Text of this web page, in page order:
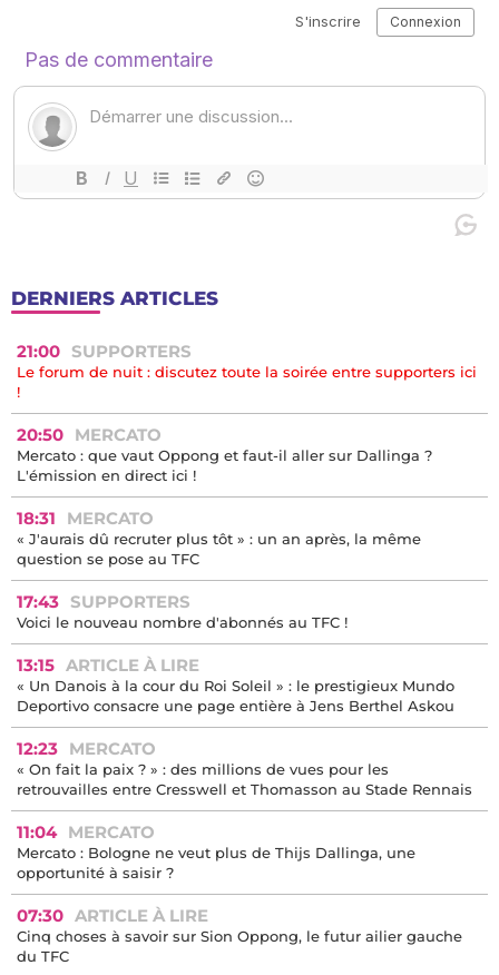
DERNIERS ARTICLES
21:00 SUPPORTERS
Le forum de nuit : discutez toute la soirée entre supporters ici
!
20:50 MERCATO
Mercato : que vaut Oppong et faut-il aller sur Dallinga ?
L'émission en direct ici !
18:31 MERCATO
« J'aurais dû recruter plus tôt » : un an après, la même
question se pose au TFC
17:43 SUPPORTERS
Voici le nouveau nombre d'abonnés au TFC !
13:15 ARTICLE À LIRE
« Un Danois à la cour du Roi Soleil » : le prestigieux Mundo
Deportivo consacre une page entière à Jens Berthel Askou
12:23 MERCATO
« On fait la paix ? » : des millions de vues pour les
retrouvailles entre Cresswell et Thomasson au Stade Rennais
11:04 MERCATO
Mercato : Bologne ne veut plus de Thijs Dallinga, une
opportunité à saisir ?
07:30 ARTICLE À LIRE
Cinq choses à savoir sur Sion Oppong, le futur ailier gauche
du TFC